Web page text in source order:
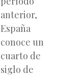
anterior,
España
conoce un
cuarto de
siglo de